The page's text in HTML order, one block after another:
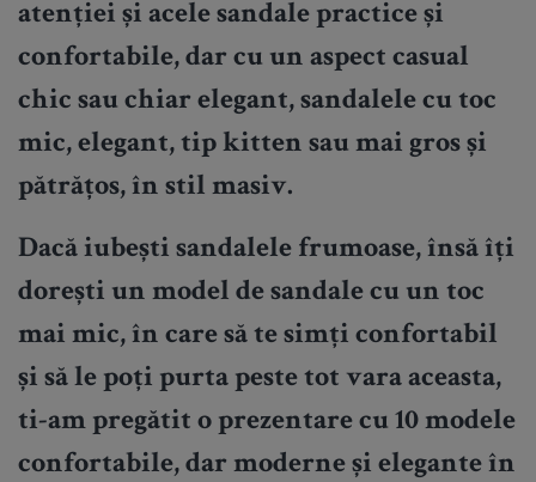
atenției și acele sandale practice și
confortabile, dar cu un aspect casual
chic sau chiar elegant, sandalele cu toc
mic, elegant, tip kitten sau mai gros și
pătrățos, în stil masiv.
Dacă iubești sandalele frumoase, însă îți
dorești un model de sandale cu un toc
mai mic, în care să te simți confortabil
și să le poți purta peste tot vara aceasta,
ti-am pregătit o prezentare cu 10 modele
confortabile, dar moderne și elegante în